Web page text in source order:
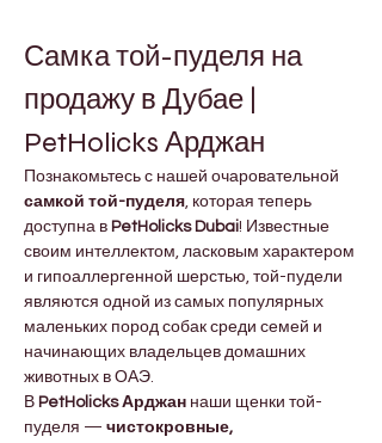
Самка той-пуделя на
продажу в Дубае |
PetHolicks Арджан
Познакомьтесь с нашей очаровательной
самкой той-пуделя, которая теперь
доступна в PetHolicks Dubai! Известные
своим интеллектом, ласковым характером
и гипоаллергенной шерстью, той-пудели
являются одной из самых популярных
маленьких пород собак среди семей и
начинающих владельцев домашних
животных в ОАЭ.
В PetHolicks Арджан наши щенки той-
пуделя — чистокровные,